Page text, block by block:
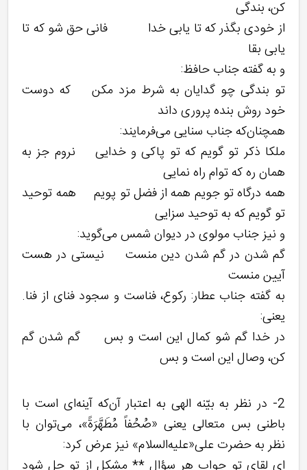
کن، بندگی
از خودی بگذر که تا یابی خدا فانی حق شو که تا
یابی بقا
و به گفته جناب حافظ:
تو بندگی چو گدایان به شرط مزد مکن که دوست
خود روش بنده پروری داند
همچنان‌که جناب سنایی می‌فرمایند:
ملکا ذکر تو گویم که تو پاکی و خدایی نروم جز به
همان ره که توام راه نمایی
همه درگاه تو جویم همه از فضل تو پویم همه توحید
تو گویم که به توحید سزایی
و نیز جناب مولوی در دیوان شمس می‌گوید:
گم شدن در گم شدن دین منست نیستی در هست
آیین منست
به گفته جناب عطار: رکوع، فناست و سجود فنای از فنا.
یعنی:
در خدا گم شو کمال این است و بس گم شدن گم
کن، وصال این است و بس
2- در نظر به بیّنه الهی به اعتبار آن‌که آینه‌ای است با
باطنی بس متعالی یعنی «صُحُفاً مُطَهَّرَةً»، می‌توان با
نظر به حضرت علی«علیه‌السلام» نیز عرض کرد:
ای لقای تو جواب هر سؤال ** مشکل از تو حل شود